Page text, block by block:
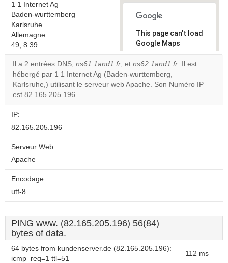
1 1 Internet Ag
Baden-wurttemberg
Karlsruhe
Allemagne
49, 8.39
This page can't load
Google Maps
correctly.
Do you
own this
OK
Il a 2 entrées DNS, ns61.1and1.fr, et ns62.1and1.fr. Il est
hébergé par 1 1 Internet Ag (Baden-wurttemberg,
Karlsruhe,) utilisant le serveur web Apache. Son Numéro IP
est 82.165.205.196.
IP:
82.165.205.196
Serveur Web:
Apache
Encodage:
utf-8
PING www. (82.165.205.196) 56(84)
bytes of data.
64 bytes from kundenserver.de (82.165.205.196):
icmp_req=1 ttl=51
112 ms